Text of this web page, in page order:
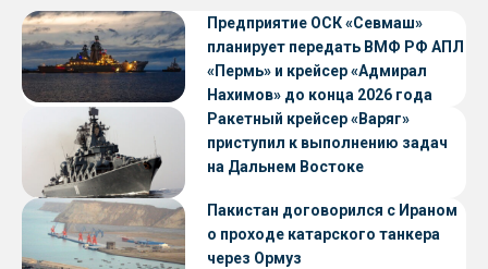
Предприятие ОСК «Севмаш»
планирует передать ВМФ РФ АПЛ
«Пермь» и крейсер «Адмирал
Нахимов» до конца 2026 года
Ракетный крейсер «Варяг»
приступил к выполнению задач
на Дальнем Востоке
Пакистан договорился с Ираном
о проходе катарского танкера
через Ормуз